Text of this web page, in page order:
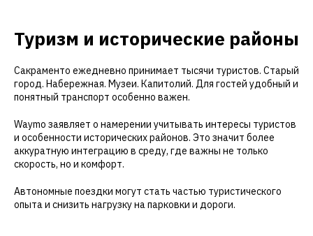
Туризм и исторические районы
Сакраменто ежедневно принимает тысячи туристов. Старый
город. Набережная. Музеи. Капитолий. Для гостей удобный и
понятный транспорт особенно важен.
Waymo заявляет о намерении учитывать интересы туристов
и особенности исторических районов. Это значит более
аккуратную интеграцию в среду, где важны не только
скорость, но и комфорт.
Автономные поездки могут стать частью туристического
опыта и снизить нагрузку на парковки и дороги.